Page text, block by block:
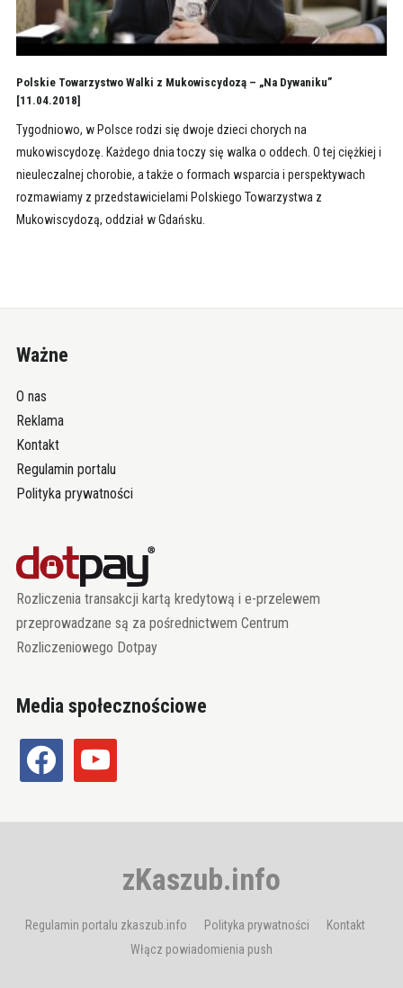
Polskie Towarzystwo Walki z Mukowiscydozą – „Na Dywaniku”
[11.04.2018]
Tygodniowo, w Polsce rodzi się dwoje dzieci chorych na
mukowiscydozę. Każdego dnia toczy się walka o oddech. O tej ciężkiej i
nieuleczalnej chorobie, a także o formach wsparcia i perspektywach
rozmawiamy z przedstawicielami Polskiego Towarzystwa z
Mukowiscydozą, oddział w Gdańsku.
Ważne
O nas
Reklama
Kontakt
Regulamin portalu
Polityka prywatności
Rozliczenia transakcji kartą kredytową i e-przelewem
przeprowadzane są za pośrednictwem Centrum
Rozliczeniowego Dotpay
Media społecznościowe
facebook youtube
zKaszub.info
Regulamin portalu zkaszub.info Polityka prywatności
Kontakt
Włącz powiadomienia push